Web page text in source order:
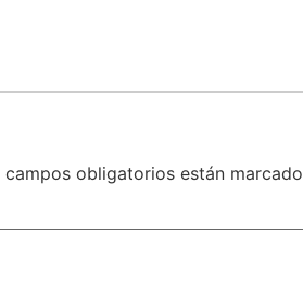
campos obligatorios están